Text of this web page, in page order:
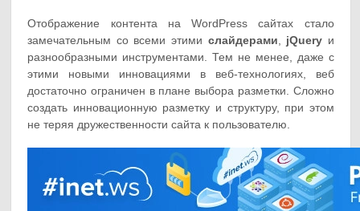
Отображение контента на WordPress сайтах стало
замечательным со всеми этими слайдерами jQuery и
разнообразными инструментами. Тем не менее, даже с
этими новыми инновациями в веб-технологиях, веб
достаточно ограничен в плане выбора разметки. Сложно
создать инновационную разметку и структуру, при этом
не теряя дружественности сайта к пользователю.